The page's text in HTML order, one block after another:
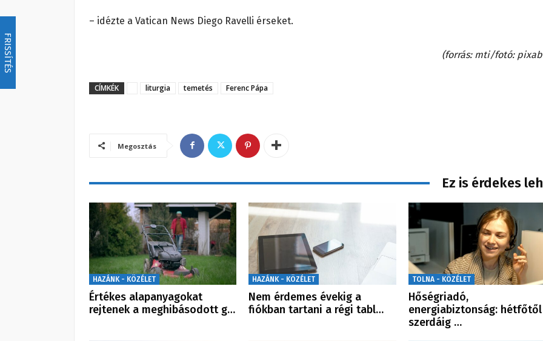
FRISSÍTÉS
– idézte a Vatican News Diego Ravelli érseket.
(forrás: mti/fotó:
CÍMKÉK liturgia temetés Ferenc Pápa
Megosztás
Ez is érdekes
HAZÁNK - KÖZÉLET
Értékes alapanyagokat
rejtenek a meghibásodott g…
HAZÁNK - KÖZÉLET
Nem érdemes évekig a
fiókban tartani a régi tabl…
TOLNA - KÖZÉLET
Hőségriadó,
energiabiztonság: hétfőtől
szerdáig …